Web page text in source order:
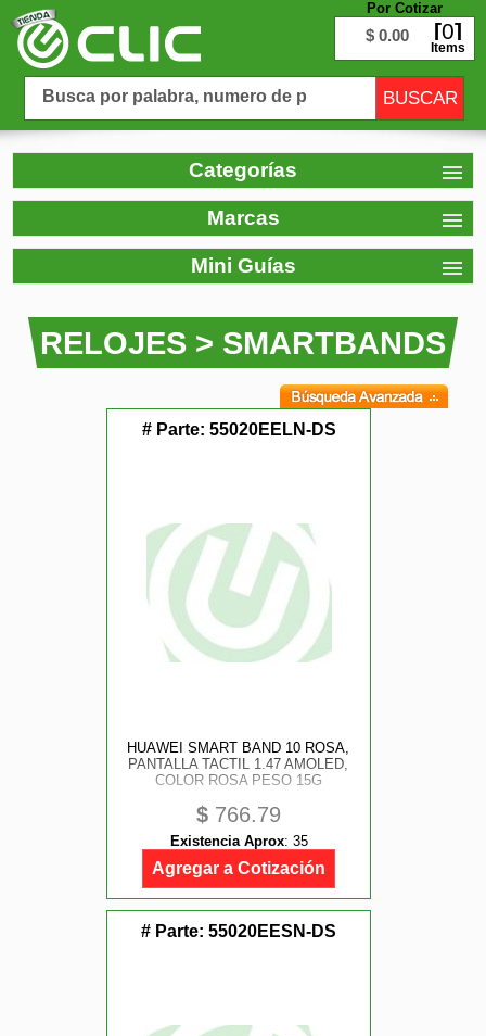
Por Cotizar
$ 0.00 0
Items
Categorías
Marcas
Mini Guías
RELOJES > SMARTBANDS
# Parte: 55020EELN-DS
HUAWEI SMART BAND 10 ROSA,
PANTALLA TACTIL 1.47 AMOLED,
COLOR ROSA PESO 15G
$ 766.79
Existencia Aprox: 35
Agregar a Cotización
# Parte: 55020EESN-DS